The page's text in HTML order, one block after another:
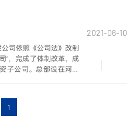
2021-06-10
司依照《公司法》改制
”，完成了体制改革，成
子公司。总部设在河北
1